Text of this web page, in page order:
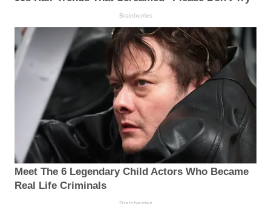
Brainberries
Meet The 6 Legendary Child Actors Who Became
Real Life Criminals